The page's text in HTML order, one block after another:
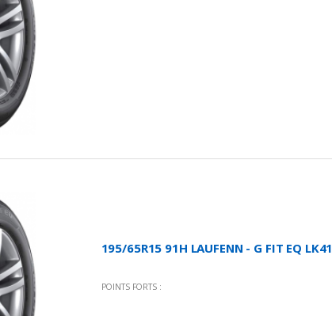
195/65R15 91H LAUFENN - G FIT EQ LK41
POINTS FORTS :